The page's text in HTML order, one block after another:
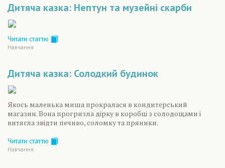
Дитяча казка: Нептун та музейні скарби
Читати статтю
Навчання
Дитяча казка: Солодкий будинок
Якось маленька миша прокралася в кондитерський
магазин. Вона прогризла дірку в коробці з солодощами і
витягла звідти печиво, соломку та пряники.
Читати статтю
Навчання